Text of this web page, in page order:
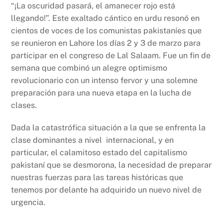
c
e
b
o
o
k
at
s
A
p
p
nt p
y
Li
n
k
“¡La oscuridad pasará, el amanecer rojo está
llegando!”. Este exaltado cántico en urdu resonó en
cientos de voces de los comunistas pakistaníes que
se reunieron en Lahore los días 2 y 3 de marzo para
participar en el congreso de Lal Salaam. Fue un fin de
semana que combinó un alegre optimismo
revolucionario con un intenso fervor y una solemne
preparación para una nueva etapa en la lucha de
clases.
Dada la catastrófica situación a la que se enfrenta la
clase dominantes a nivel internacional, y en
particular, el calamitoso estado del capitalismo
pakistaní que se desmorona, la necesidad de preparar
nuestras fuerzas para las tareas históricas que
tenemos por delante ha adquirido un nuevo nivel de
urgencia.